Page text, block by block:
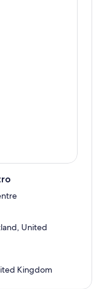
United
Kingdom